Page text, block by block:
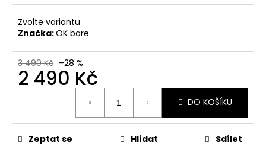
Zvolte variantu
Značka:OK bare
3 490 Kč –28 %
2 490 Kč
DO KOŠÍKU
Zeptat se Hlídat Sdílet
o
p
o
r
u
u
m
e